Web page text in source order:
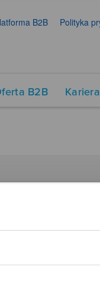
B2B Polityka
B2B Kariera
Riff